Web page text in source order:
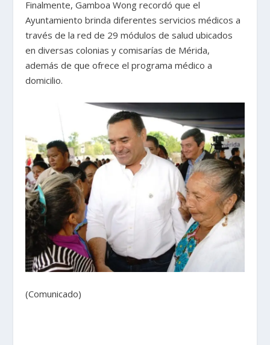
Finalmente, Gamboa Wong recordó que el
Ayuntamiento brinda diferentes servicios médicos a
través de la red de 29 módulos de salud ubicados
en diversas colonias y comisarías de Mérida,
además de que ofrece el programa médico a
domicilio.
(Comunicado)